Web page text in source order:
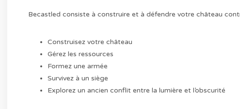
Becastled consiste à construire et à défendre votre château
Construisez votre château
Gérez les ressources
Formez une armée
Survivez à un siège
Explorez un ancien conflit entre la lumière et l’obscurité